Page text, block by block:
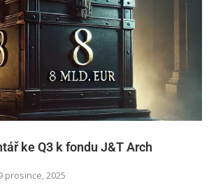
ke Q3 k fondu J&T Arch
prosince, 2025